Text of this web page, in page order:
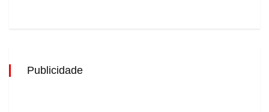
Publicidade